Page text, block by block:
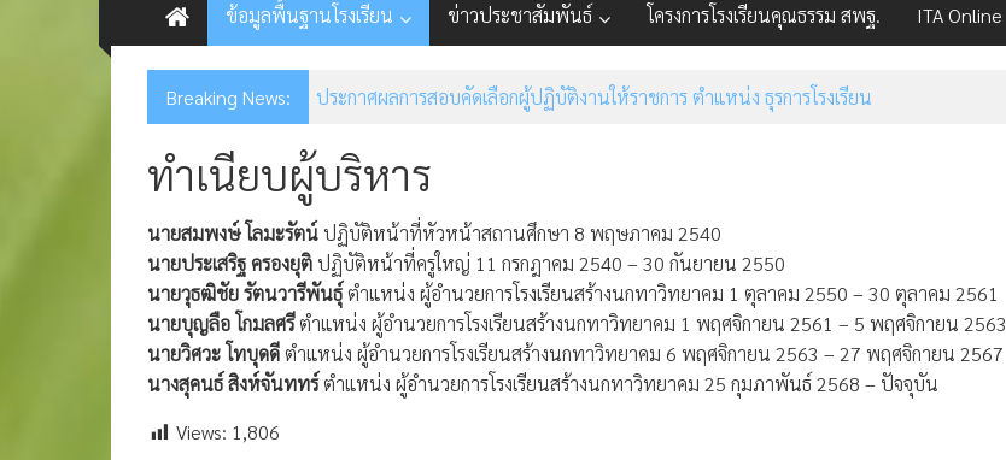
ข้อมูลพื้นฐานโรงเรียน ข่าวประชาสัมพันธ์ โครงการโรงเรียนคุณธรรม สพฐ. ITA Online
Breaking News: ประกาศรายชื่อผู้มีสิทธิ์สอบคัดเลือกอัตราจ้างผู้ปฏิบัติงานให้ราชการ ตำแหน่ง ธุรการโรงเรียน
ทำเนียบผู้บริหาร
นายสมพงษ์ โลมะรัตน์ ปฏิบัติหน้าที่หัวหน้าสถานศึกษา 8 พฤษภาคม 2540
นายประเสริฐ ครองยุติ ปฏิบัติหน้าที่ครูใหญ่ 11 กรกฎาคม 2540 – 30 กันยายน 2550
นายวุธฒิชัย รัตนวารีพันธุ์ ตำแหน่ง ผู้อำนวยการโรงเรียนสร้างนกทาวิทยาคม 1 ตุลาคม 2550 – 30 ตุลาคม 2561
นายบุญลือ โกมลศรีตำแหน่ง ผู้อำนวยการโรงเรียนสร้างนกทาวิทยาคม 1 พฤศจิกายน 2561 – 5 พฤศจิกายน 2563
นายวิศวะ โทบุดดี ตำแหน่ง ผู้อำนวยการโรงเรียนสร้างนกทาวิทยาคม 6 พฤศจิกายน 2563 – 27 พฤศจิกายน 2567
นางสุคนธ์ สิงห์จันททร์ตำแหน่ง ผู้อำนวยการโรงเรียนสร้างนกทาวิทยาคม 25 กุมภาพันธ์ 2568 – ปัจจุบัน
Views: 1,806